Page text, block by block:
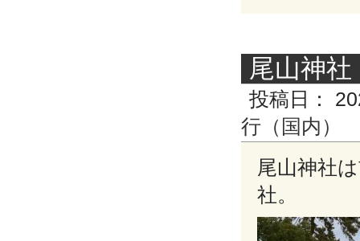
尾山神社
投稿日：
行（国内）
尾山神社
社。